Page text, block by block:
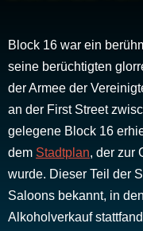
Block 16 war ein
seine berüchtigten
der Armee der
an der First Street
gelegene Block 16
dem Stadtplan, der zur
wurde. Dieser Teil der
Saloons bekannt, in
Alkoholverkauf